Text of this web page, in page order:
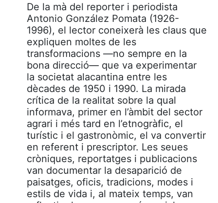
De la mà del reporter i periodista
Antonio González Pomata (1926-
1996), el lector coneixerà les claus que
expliquen moltes de les
transformacions —no sempre en la
bona direcció— que va experimentar
la societat alacantina entre les
dècades de 1950 i 1990. La mirada
crítica de la realitat sobre la qual
informava, primer en l’àmbit del sector
agrari i més tard en l’etnogràfic, el
turístic i el gastronòmic, el va convertir
en referent i prescriptor. Les seues
cròniques, reportatges i publicacions
van documentar la desaparició de
paisatges, oficis, tradicions, modes i
estils de vida i, al mateix temps, van